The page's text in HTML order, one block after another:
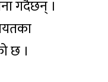
गर्दैछन् ।
छ ।